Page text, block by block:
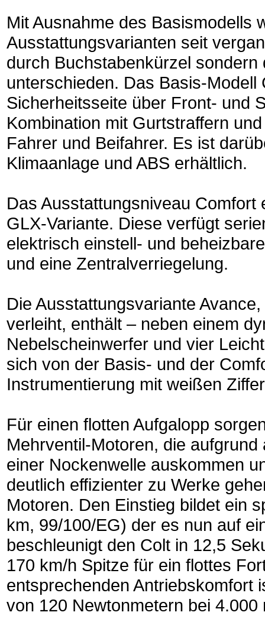
Mit Ausnahme des Basismodells
Ausstattungsvarianten seit
durch Buchstabenkürzel
unterschieden. Das Basis-Modell
Sicherheitsseite über Front- und
Kombination mit Gurtstraffern
Fahrer und Beifahrer. Es ist
Klimaanlage und ABS erhältlich.
Das Ausstattungsniveau Comfort
GLX-Variante. Diese verfügt
elektrisch einstell- und
und eine Zentralverriegelung.
Die Ausstattungsvariante
verleiht, enthält – neben einem
Nebelscheinwerfer und vier
sich von der Basis- und der
Instrumentierung mit weißen
Für einen flotten Aufgalopp
Mehrventil-Motoren, die
einer Nockenwelle auskommen
deutlich effizienter zu Werke
Motoren. Den Einstieg bildet ein
km, 99/100/EG) der es nun auf
beschleunigt den Colt in 12,5
170 km/h Spitze für ein flottes
entsprechenden Antriebskomfort
von 120 Newtonmetern bei